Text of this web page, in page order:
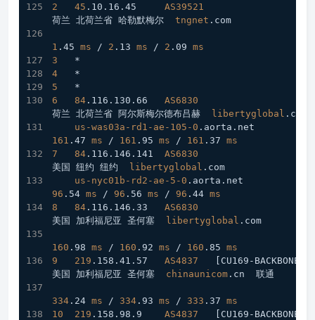
2
45 .10 .16 .45
AS39521
荷兰 北荷兰省 哈勒默梅尔 tngnet .com
1 .45 ms / 2 .13 ms / 2 .09 ms
3
   *
4
   *
5
   *
6
84 .116 .130 .66
AS6830
荷兰 北荷兰省 阿尔斯梅尔德布吕赫
libertyglobal .com
us-was03a-rd1-ae-105-0 .aorta .net
161 .47 ms / 161 .95 ms / 161 .37 ms
7
84 .116 .146 .141
AS6830
美国 纽约 纽约
libertyglobal .com
us-nyc01b-rd2-ae-5-0 .aorta .net
96 .54 ms / 96 .56 ms / 96 .44 ms
8
84 .116 .146 .33
AS6830
美国 加利福尼亚 圣何塞
libertyglobal .com
160 .98 ms / 160 .92 ms / 160 .85 ms
9
219 .158 .41 .57 AS4837
[CU169-BACKBONE]
美国 加利福尼亚 圣何塞 chinaunicom .cn
  联通
334 .24 ms / 334 .93 ms / 333 .37 ms
10
219 .158 .98 .9 AS4837
[CU169-BACKBONE]